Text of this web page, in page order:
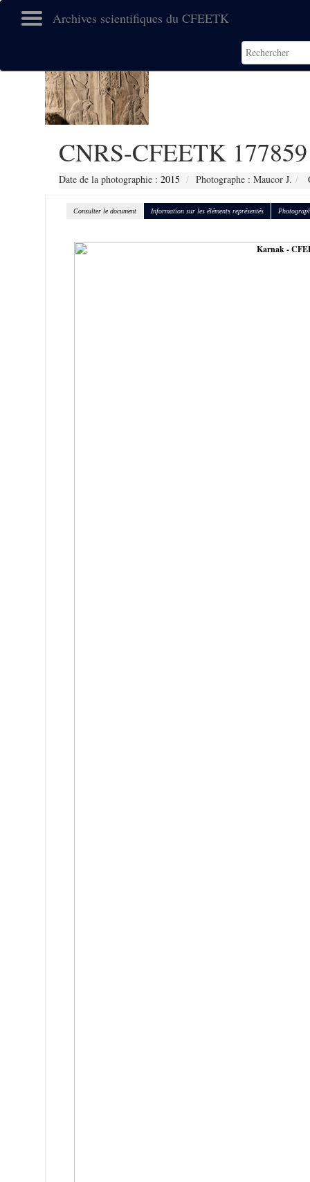
Archives scientifiques du CFEETK
CNRS-CFEETK 177859
Date de la photographie : 2015 Photographe : Maucor J.
Consulter le document Information sur les éléments représentés